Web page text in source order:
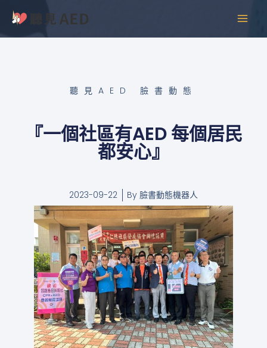
主
聽見AED 臉書動態
『一個社區有AED 每個居民
都安心』
2023-09-22 By 臉書動態機器人